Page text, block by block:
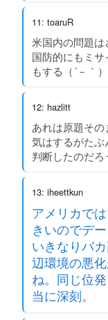
11: toaruR
米国内の問題
国防的にもミ
もする（´－｀
12: hazlitt
あれは原題そ
気はするがたぶ
判断したのだ
13: iheettkun
アメリカで
きいのでデ
いきなりバ
辺環境の悪
ね。同じ位
当に深刻。